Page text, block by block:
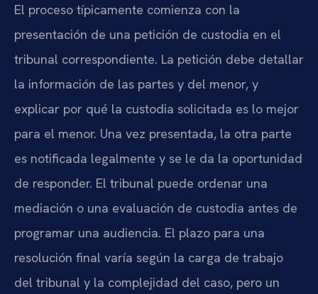
El proceso típicamente comienza con la
presentación de una petición de custodia en el
tribunal correspondiente. La petición debe detallar
la información de las partes y del menor, y
explicar por qué la custodia solicitada es lo mejor
para el menor. Una vez presentada, la otra parte
es notificada legalmente y se le da la oportunidad
de responder. El tribunal puede ordenar una
mediación o una evaluación de custodia antes de
programar una audiencia. El plazo para una
resolución final varía según la carga de trabajo
del tribunal y la complejidad del caso, pero un